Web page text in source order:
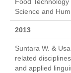
บริการนักศึกษาแล
ทุนการศึกษา
ทุนการศึกษามหาวิ
Science and
2013
Suntara W. &
related
and applied